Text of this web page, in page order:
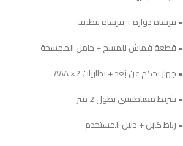
• فرشاة دوارة + فرشاة تنظيف
• قطعة قماش للمسح + حامل الممسحة
• جهاز تحكم عن بُعد + بطاريات AAA ×2
• شريط مغناطيسي بطول 2 متر
• رباط كابل + دليل المستخدم